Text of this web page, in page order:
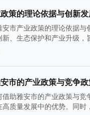
策的理论依据与创新
安市产业政策的理论依据
新、生态保护和产业升级，
市的产业政策与竞争
借助雅安市的产业政策与
质量发展中的优势。同时